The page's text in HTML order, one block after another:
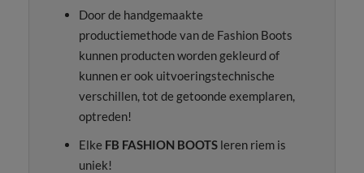
Door de handgemaakte
productiemethode van de Fashion Boots
kunnen producten worden gekleurd of
kunnen er ook uitvoeringstechnische
verschillen, tot de getoonde exemplaren,
optreden!
Elke FB FASHION BOOTS leren riem is
uniek!